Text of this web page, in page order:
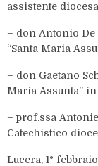
assistente
– don Antonio De
“Santa Maria
– don Gaetano
Maria Assunta”
– prof.ssa
Catechistico
Lucera, 1°